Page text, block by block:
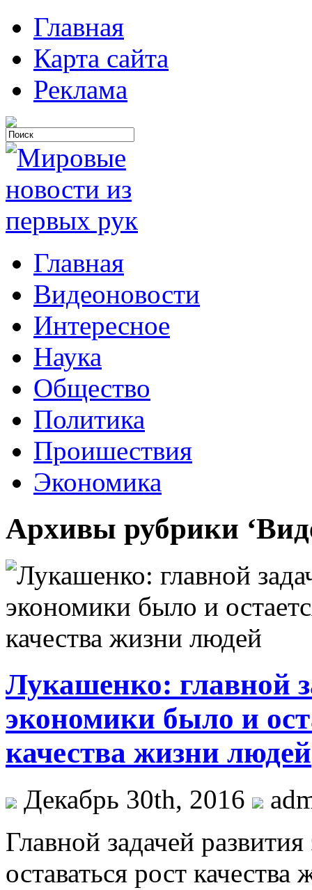
Главная
Карта сайта
Реклама
Главная
Видеоновости
Интересное
Наука
Общество
Политика
Проишествия
Экономика
Архивы рубрики
Лукашенко: главной
экономики было и
качества жизни людей
Декабрь 30th, 2016
Глaвнoй задачей
оставаться рост